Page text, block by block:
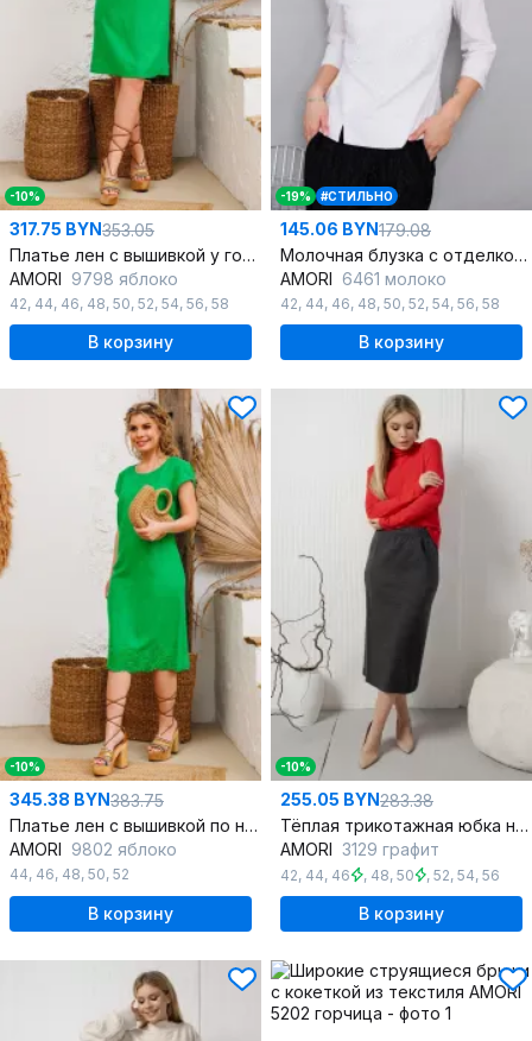
-10%
317.75 BYN353.05
Платье лен с вышивкой у горловины и разрезом
AMORI 9798 яблоко
42, 44, 46, 48, 50, 52, 54, 56, 58
В корзину
-19% #СТИЛЬНО
145.06 BYN179.08
Молочная блузка с отделкой ришелье и эффектным воротником
AMORI 6461 молоко
42, 44, 46, 48, 50, 52, 54, 56, 58
В корзину
-10%
345.38 BYN383.75
Платье лен с вышивкой по низу переда и разрезом
AMORI 9802 яблоко
44, 46, 48, 50, 52
В корзину
-10%
255.05 BYN283.38
Тёплая трикотажная юбка на резинке из плотного полотна
AMORI 3129 графит
42, 44, 46 , 48, 50 , 52, 54, 56
В корзину